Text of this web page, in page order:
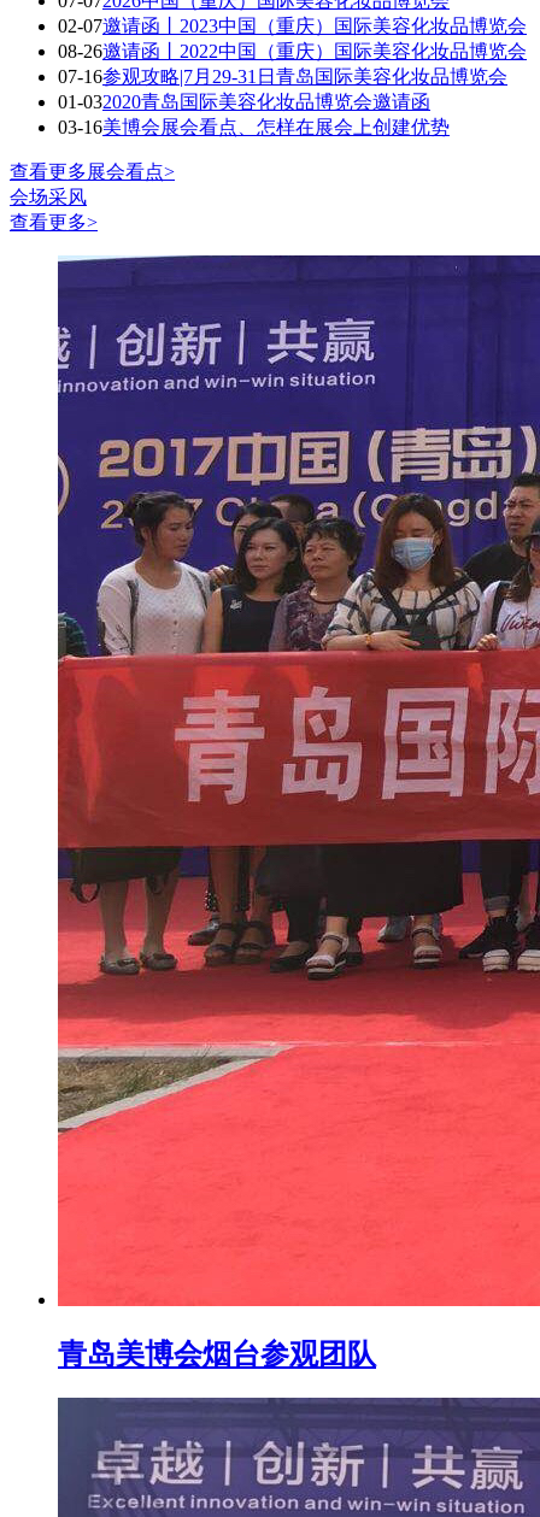
02-07邀请函丨2023中国（重庆）国际美容化妆品博览会
08-26邀请函丨2022中国（重庆）国际美容化妆品博览会
07-16参观攻略|7月29-31日青岛国际美容化妆品博览会
01-032020青岛国际美容化妆品博览会邀请函
03-16美博会展会看点、怎样在展会上创建优势
查看更多展会看点>
会场采风
查看更多>
青岛美博会烟台参观团队